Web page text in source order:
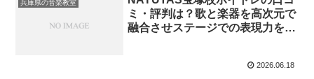
兵庫県の音楽教室
ミ・評判は？歌と楽器を高次元で
融合させステージでの表現力を劇
2026.06.18